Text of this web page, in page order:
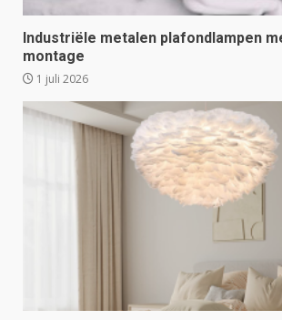
Industriële metalen plafondlampen
montage
1 juli 2026